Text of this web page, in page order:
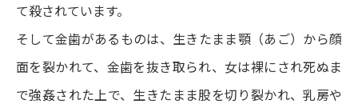
て殺されています。
そして金歯があるものは、生きたまま顎（あご）から顔
面を裂かれて、金歯を抜き取られ、女は裸にされ死ぬま
で強姦された上で、生きたまま股を切り裂かれ、乳房や